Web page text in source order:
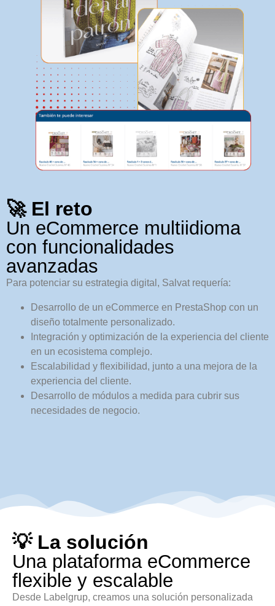
🚀 El reto
Un eCommerce multiidioma
con funcionalidades
avanzadas
Para potenciar su estrategia digital, Salvat requería:
Desarrollo de un eCommerce en PrestaShop con un
diseño totalmente personalizado.
Integración y optimización de la experiencia del cliente
en un ecosistema complejo.
Escalabilidad y flexibilidad, junto a una mejora de la
experiencia del cliente.
Desarrollo de módulos a medida para cubrir sus
necesidades de negocio.
💡 La solución
Una plataforma eCommerce
flexible y escalable
Desde Labelgrup, creamos una solución personalizada